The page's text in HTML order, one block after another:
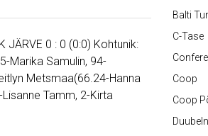
JÄRVE 0 : 0 (0:0) Kohtunik:
Marika Samulin, 94-
Metsmaa(66.24-Hanna
Tamm, 2-Kirta
Balti
C-Tase
Coop
Coop